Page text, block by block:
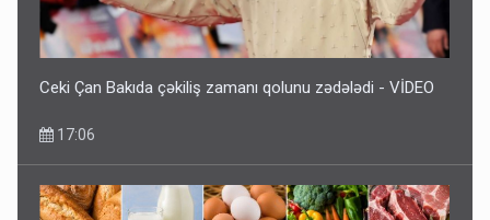
Ceki Çan Bakıda çəkiliş zamanı qolunu zədələdi - VİDEO
17:06